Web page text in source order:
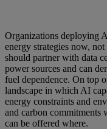
Organizations deploying
energy strategies now,
should partner with data
power sources and can
fuel dependence. On top
landscape in which AI
energy constraints and
and carbon commitments
can be offered where.